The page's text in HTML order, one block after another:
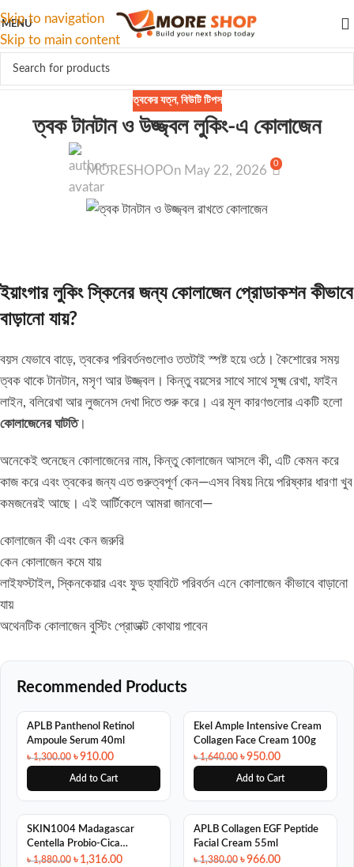
Skip to navigation
Skip to main content
MENU
ত্বকের যত্ন, বিউটি টিপস
ত্বক টানটান ও উজ্জ্বল লুকিং-এ কোলাজেন
MORESHOPOn May 22, 2026 0
ইয়াংগার লুকিং স্কিনের জন্য কোলাজেন প্রোডাকশন কীভাবে
বাড়ানো যায়?
বয়স যেভাবে বাড়ে, ত্বকের পরিবর্তনগুলোও ততটাই স্পষ্ট হয়ে ওঠে। কৈশোরের সময়
ত্বক থাকে টানটান, মসৃণ আর উজ্জ্বল। কিন্তু বয়সের সাথে সাথে সূক্ষ্ম রেখা, ফাইন
লাইন, বলিরেখা আর লুজনেস দেখা দিতে শুরু করে। এর মূল কারণগুলোর একটি হলো
কোলাজেনের ঘাটতি।
অনেকেই শুনেছেন কোলাজেনের নাম, কিন্তু কোলাজেন আসলে কী, এটি কেমন করে
কাজ করে এবং ত্বকের জন্য এত গুরুত্বপূর্ণ কেন—এসব বিষয় নিয়ে পরিষ্কার ধারণা খুব
কমজনেরই আছে। এই আর্টিকেলে আমরা জানবো—
কোলাজেন কী এবং কেন জরুরি
কেন কোলাজেন কমে যায়
লাইফস্টাইল, স্কিনকেয়ার এবং ফুড হ্যাবিটে পরিবর্তন এনে কোলাজেন কীভাবে বাড়ানো
যায়
অথেনটিক কোলাজেন বুস্টিং প্রোডাক্ট কোথায় পাবেন
Recommended Products
SALE
APLB Panthenol Retinol
Ampoule Serum 40ml
৳1,300.00 ৳910.00
Add to Cart
SALE
Ekel Ample Intensive Cream
Collagen Face Cream 100g
৳1,640.00 ৳950.00
Add to Cart
SALE
SKIN1004 Madagascar
Centella Probio-Cica
Bakuchiol Eye Cream 20ml
৳1,880.00 ৳ 1,316.00
SALE
APLB Collagen EGF Peptide
Facial Cream 55ml
৳1,380.00 ৳966.00